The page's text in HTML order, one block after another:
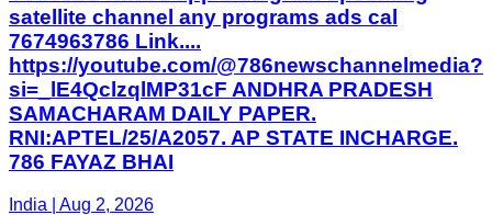
satellite channel any programs ads cal
7674963786 Link....
https://youtube.com/@786newschannelmedia?
si=_lE4QclzqlMP31cF ANDHRA PRADESH
SAMACHARAM DAILY PAPER.
RNI:APTEL/25/A2057. AP STATE INCHARGE.
786 FAYAZ BHAI
India | Aug 2, 2026